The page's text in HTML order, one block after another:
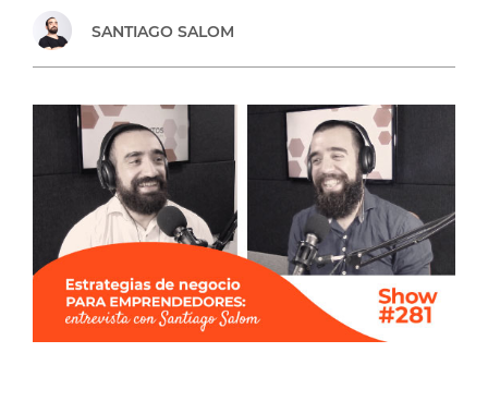
CON
SANTIAGO
SALOM
SANTIAGO SALOM